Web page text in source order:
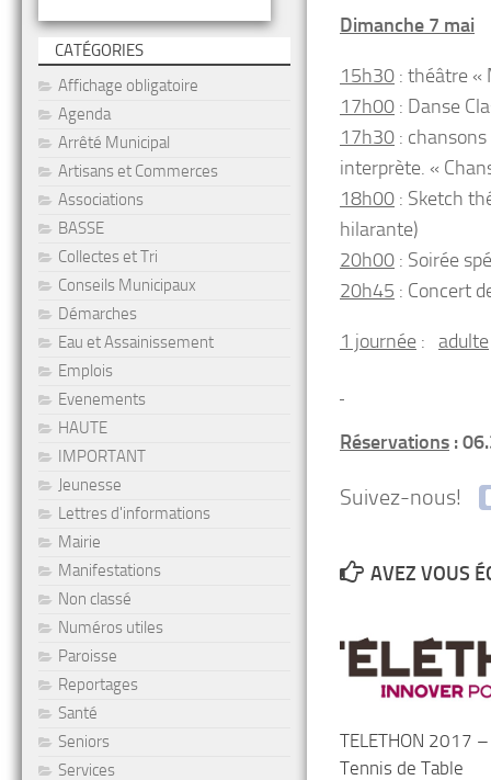
Dimanche 7 mai
15h30 : théâtre «
17h00 : Danse
17h30 :
interprète. «
18h00 : Sketch
hilarante)
20h00 : Soirée
20h45 : Concert
1 journée : adulte
Réservations :
Suivez-nous!
AVEZ VOUS
TELETHON 2017 –
Tennis de Table
CATÉGORIES
Affichage obligatoire
Agenda
Arrêté Municipal
Artisans et Commerces
Associations
BASSE
Collectes et Tri
Conseils Municipaux
Démarches
Eau et Assainissement
Emplois
Evenements
HAUTE
IMPORTANT
Jeunesse
Lettres d'informations
Mairie
Manifestations
Non classé
Numéros utiles
Paroisse
Reportages
Santé
Seniors
Services